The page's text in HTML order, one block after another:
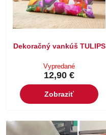
Dekoračný vankúš TULIPS
Vypredané
12,90 €
Zobraziť